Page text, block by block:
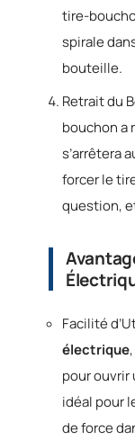
tire-
spirale
bouteille.
Retrait du
bouchon a
s’arrêtera
forcer le
question,
Facilité
électrique
pour ouvrir
idéal pour
de force